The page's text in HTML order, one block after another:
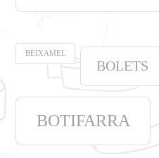
BEIXAMEL
BOLETS
BOTIFARRA